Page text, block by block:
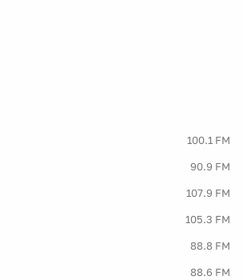
100.1 FM
90.9 FM
107.9 FM
105.3 FM
88.8 FM
88.6 FM